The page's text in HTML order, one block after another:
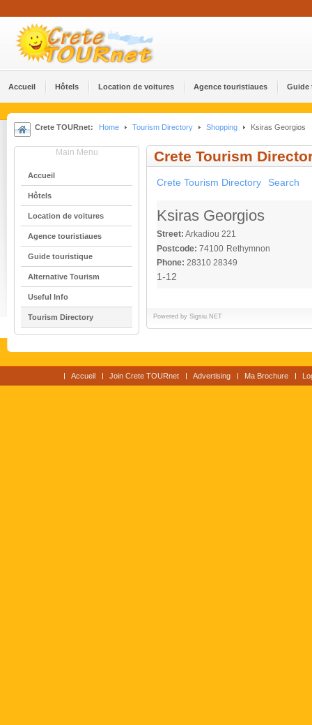
Accueil Hôtels Location de voitures Agence touristiaues Guide
Crete TOURnet: Home Tourism Directory Shopping Ksiras Georgios
Main Menu
Accueil
Hôtels
Location de voitures
Agence touristiaues
Guide touristique
Alternative Tourism
Useful Info
Tourism Directory
Crete Tourism
Crete Tourism Directory Search
Ksiras Georgios
Street: Arkadiou 221
Postcode: 74100 Rethymnon
Phone: 28310 28349
1-12
Powered by Sigsiu.NET
Accueil Join Crete TOURnet Advertising Ma Brochure